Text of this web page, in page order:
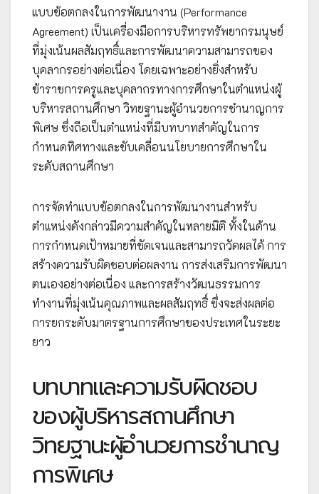
แบบข้อตกลงในการพัฒนางาน (Performance
Agreement) เป็นเครื่องมือการบริหารทรัพยากรมนุษย์
ที่มุ่งเน้นผลสัมฤทธิ์และการพัฒนาความสามารถของ
บุคลากรอย่างต่อเนื่อง โดยเฉพาะอย่างยิ่งสำหรับ
ข้าราชการครูและบุคลากรทางการศึกษาในตำแหน่งผู้
บริหารสถานศึกษา วิทยฐานะผู้อำนวยการชำนาญการ
พิเศษ ซึ่งถือเป็นตำแหน่งที่มีบทบาทสำคัญในการ
กำหนดทิศทางและขับเคลื่อนนโยบายการศึกษาใน
ระดับสถานศึกษา
การจัดทำแบบข้อตกลงในการพัฒนางานสำหรับ
ตำแหน่งดังกล่าวมีความสำคัญในหลายมิติ ทั้งในด้าน
การกำหนดเป้าหมายที่ชัดเจนและสามารถวัดผลได้ การ
สร้างความรับผิดชอบต่อผลงาน การส่งเสริมการพัฒนา
ตนเองอย่างต่อเนื่อง และการสร้างวัฒนธรรมการ
ทำงานที่มุ่งเน้นคุณภาพและผลสัมฤทธิ์ ซึ่งจะส่งผลต่อ
การยกระดับมาตรฐานการศึกษาของประเทศในระยะ
ยาว
บทบาทและความรับผิดชอบ
ของผู้บริหารสถานศึกษา
วิทยฐานะผู้อำนวยการชำนาญ
การพิเศษ